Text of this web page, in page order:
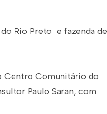
Rio Preto e fazenda de
Centro Comunitário do
Paulo Saran, com